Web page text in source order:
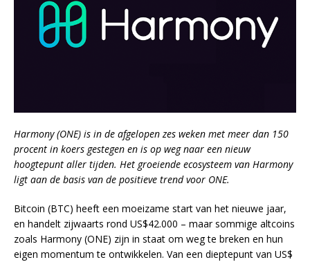
Harmony (ONE) is in de afgelopen zes weken met meer dan 150
procent in koers gestegen en is op weg naar een nieuw
hoogtepunt aller tijden. Het groeiende ecosysteem van Harmony
ligt aan de basis van de positieve trend voor ONE.
Bitcoin (BTC) heeft een moeizame start van het nieuwe jaar,
en handelt zijwaarts rond US$42.000 – maar sommige altcoins
zoals Harmony (ONE) zijn in staat om weg te breken en hun
eigen momentum te ontwikkelen. Van een dieptepunt van US$